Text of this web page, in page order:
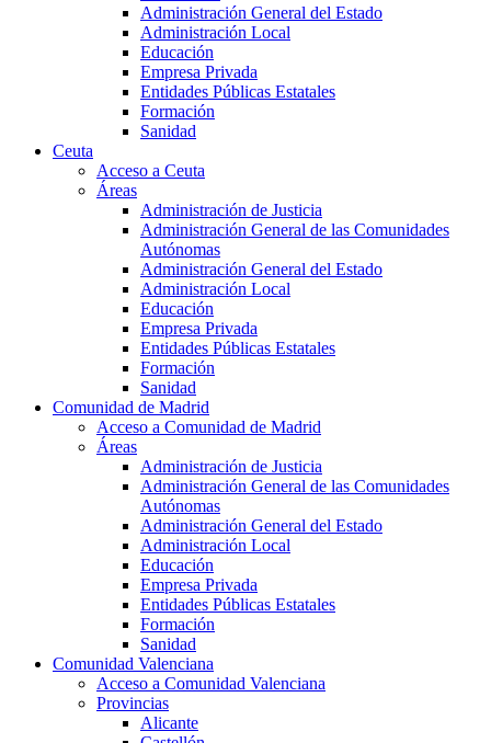
Administración General del Estado
Administración Local
Educación
Empresa Privada
Entidades Públicas Estatales
Formación
Sanidad
Ceuta
Acceso a Ceuta
Áreas
Administración de Justicia
Administración General de las Comunidades
Autónomas
Administración General del Estado
Administración Local
Educación
Empresa Privada
Entidades Públicas Estatales
Formación
Sanidad
Comunidad de Madrid
Acceso a Comunidad de Madrid
Áreas
Administración de Justicia
Administración General de las Comunidades
Autónomas
Administración General del Estado
Administración Local
Educación
Empresa Privada
Entidades Públicas Estatales
Formación
Sanidad
Comunidad Valenciana
Acceso a Comunidad Valenciana
Provincias
Alicante